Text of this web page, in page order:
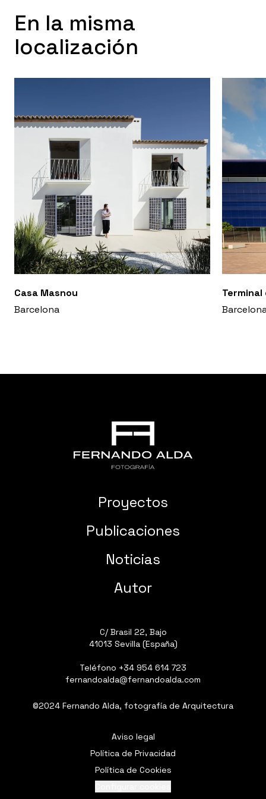
En la misma
localización
Casa Masnou
Barcelona
Terminal
Proyectos
Publicaciones
Noticias
Autor
C/ Brasil 22, Bajo
41013 Sevilla (España)
Teléfono +34 954 614 723
fernandoalda@fernandoalda.com
©2024 Fernando Alda, fotografía de Arquitectura
Aviso legal
Política de Privacidad
Política de Cookies